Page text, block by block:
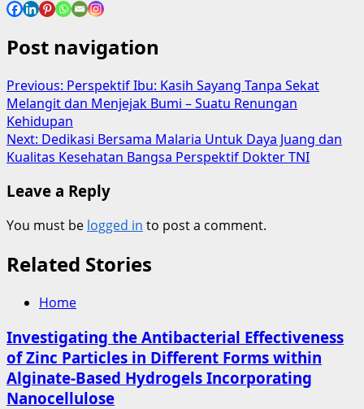
Post navigation
Previous: Perspektif Ibu: Kasih Sayang Tanpa Sekat
Melangit dan Menjejak Bumi – Suatu Renungan
Kehidupan
Next: Dedikasi Bersama Malaria Untuk Daya Juang dan
Kualitas Kesehatan Bangsa Perspektif Dokter TNI
Leave a Reply
You must be logged in to post a comment.
Related Stories
Home
Investigating the Antibacterial Effectiveness
of Zinc Particles in Different Forms within
Alginate-Based Hydrogels Incorporating
Nanocellulose